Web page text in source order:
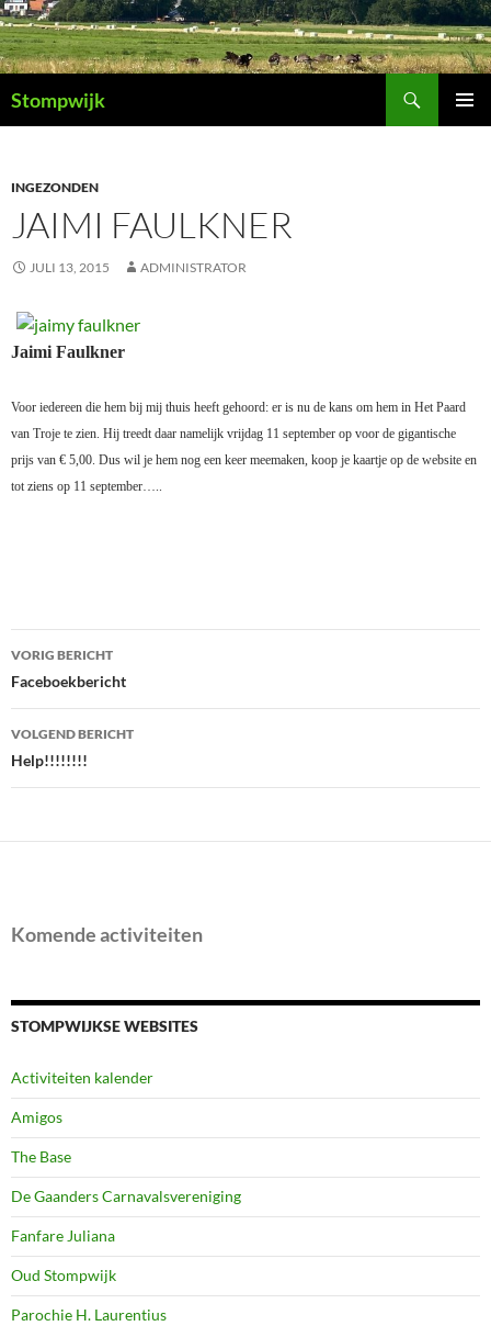
Ga
naar
de
inhoud
Stompwijk
INGEZONDEN
JAIMI FAULKNER
JULI 13, 2015 ADMINISTRATOR
Jaimi Faulkner
Voor iedereen die hem bij mij thuis heeft gehoord: er is nu de kans om hem in Het Paard
van Troje te zien. Hij treedt daar namelijk vrijdag 11 september op voor de gigantische
prijs van € 5,00. Dus wil je hem nog een keer meemaken, koop je kaartje op de website en
tot ziens op 11 september…..
Bericht
navigatie
VORIG BERICHT
Faceboekbericht
VOLGEND BERICHT
Help!!!!!!!!
Komende activiteiten
STOMPWIJKSE WEBSITES
Activiteiten kalender
Amigos
The Base
De Gaanders Carnavalsvereniging
Fanfare Juliana
Oud Stompwijk
Parochie H. Laurentius